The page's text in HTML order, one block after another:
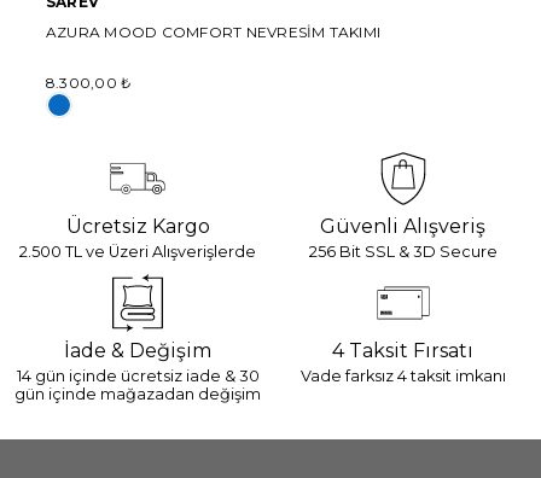
AZURA MOOD COMFORT NEVRESİM TAKIMI
8.300,00 ₺
Ücretsiz Kargo
2.500 TL ve Üzeri Alışverişlerde
Güvenli Alışveriş
256 Bit SSL & 3D Secure
İade & Değişim
14 gün içinde ücretsiz iade & 30
gün içinde mağazadan değişim
4 Taksit Fırsatı
Vade farksız 4 taksit imkanı